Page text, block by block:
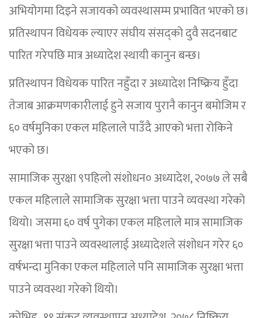
अभियोगमा दिइने सजायको व्यवस्थासम्म प्रभावित भएको छ।
प्रतिस्थापन विधेयक ल्याएर संघीय संसद्को दुवै सदनबाट
पारित गरेपछि मात्र अध्यादेश स्थायी कानुन बन्छ।
प्रतिस्थापन विधेयक पारित नहुँदा र अध्यादेश निष्क्रिय हुँदा
तेजाब आक्रमणकारीलाई हुने सजाय पुरानै कानुन बमोजिम र
६० वर्षमुनिका एकल महिलाले पाउँदै आएको भत्ता रोकिने
भएको छ।
सामाजिक सुरक्षा ९पहिलो संशोधन० अध्यादेश, २०७७ ले सबै
एकल महिलाले सामाजिक सुरक्षा भत्ता पाउने व्यवस्था गरेको
थियो। जसमा ६० वर्ष पुगेका एकल महिलाले मात्र सामाजिक
सुरक्षा भत्ता पाउने व्यवस्थालाई अध्यादेशले संशोधन गरेर ६०
वर्षभन्दा मुनिका एकल महिलाले पनि सामाजिक सुरक्षा भत्ता
पाउने व्यवस्था गरेको थियो।